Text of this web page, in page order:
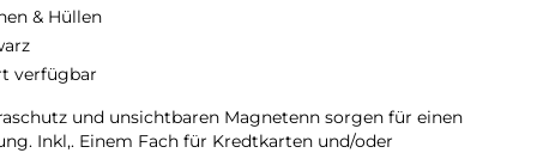
& Hüllen
verfügbar
und unsichtbaren Magnetenn sorgen für einen
Inkl,. Einem Fach für Kredtkarten und/oder